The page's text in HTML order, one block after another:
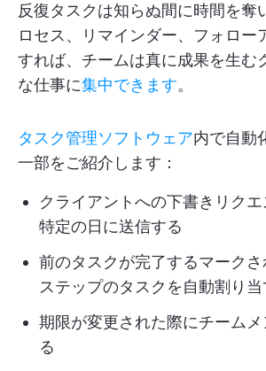
反復タスクは知らぬ間に時間を奪
ロセス、リマインダー、フォロー
すれば、チームは真に成果を生む
な仕事に集中できます。
タスク管理ソフトウェア内で自動
一部をご紹介します：
クライアントへの下書きリク
特定の日に送信する
前のタスクが完了するマーク
ステップのタスクを自動割り当
期限が変更された際にチーム
る